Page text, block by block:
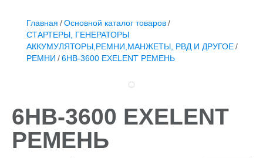
ЗАПЧАСТИ К АВТОТРАКТОРНОЙ ТЕХНИКЕ
СТАРТЕРЫ, ГЕНЕРАТОРЫ
АККУМУЛЯТОРЫ,РЕМНИ,МАНЖЕТЫ, РВД И ДРУГОЕ
ЗАПЧАСТИ К СЕЛЬХОЗОБОРУДОВАНИЮ
Главная /Основной каталог товаров/
СТАРТЕРЫ, ГЕНЕРАТОРЫ
АККУМУЛЯТОРЫ,РЕМНИ,МАНЖЕТЫ, РВД И ДРУГОЕ/
РЕМНИ /6НB-3600 EXELENT РЕМЕНЬ
6НB-3600 EXELENT
РЕМЕНЬ